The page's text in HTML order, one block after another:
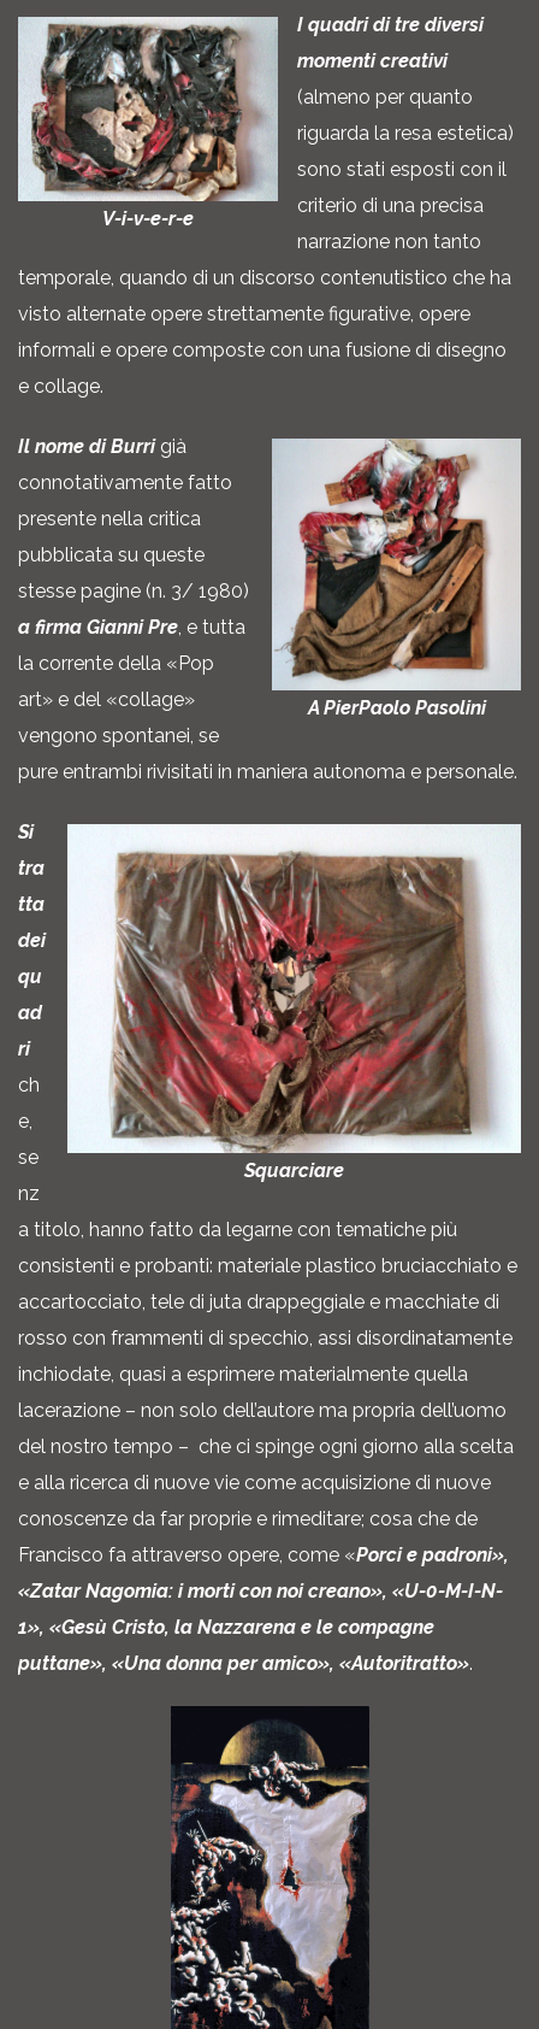
V-i-v-e-r-e
I quadri di tre diversi
momenti creativi
(almeno per quanto
riguarda la resa estetica)
sono stati esposti con il
criterio di una precisa
narrazione non tanto
temporale, quando di un discorso contenutistico che ha
visto alternate opere strettamente figurative, opere
informali e opere composte con una fusione di disegno
e collage.
A PierPaolo Pasolini
Il nome di Burrigià
connotativamente fatto
presente nella critica
pubblicata su queste
stesse pagine (n. 3/ 1980)
a firma Gianni Pre, e tutta
la corrente della «Pop
art» e del «collage»
vengono spontanei, se
pure entrambi rivisitati in maniera autonoma e personale.
Squarciare
Si
tra
tta
dei
qu
ad
ri
ch
e,
se
nz
a titolo, hanno fatto da legarne con tematiche più
consistenti e probanti: materiale plastico bruciacchiato e
accartocciato, tele di juta drappeggiale e macchiate di
rosso con frammenti di specchio, assi disordinatamente
inchiodate, quasi a esprimere materialmente quella
lacerazione – non solo dell’autore ma propria dell’uomo
del nostro tempo – che ci spinge ogni giorno alla scelta
e alla ricerca di nuove vie come acquisizione di nuove
conoscenze da far proprie e rimeditare; cosa che de
Francisco fa attraverso opere, come «Porci e padroni»,
«Zatar Nagomia: i morti con noi creano», «U-0-M-I-N-
1», «Gesù Cristo, la Nazzarena e le compagne
puttane», «Una donna per amico», «Autoritratto».